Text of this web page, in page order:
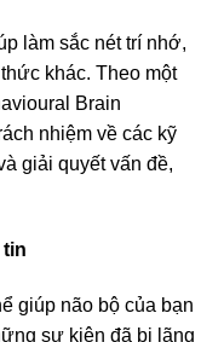
làm sắc nét trí nhớ,
khác. Theo một
Brain
nhiệm về các kỹ
giải quyết vấn đề,
tin
giúp não bộ của bạn
sự kiện đã bị lãng